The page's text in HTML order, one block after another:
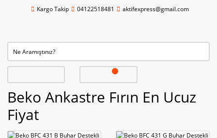
Kargo Takip 04122518481 aktifexpress@gmail.com
Beko Ankastre Fırın En Ucuz
Fiyat